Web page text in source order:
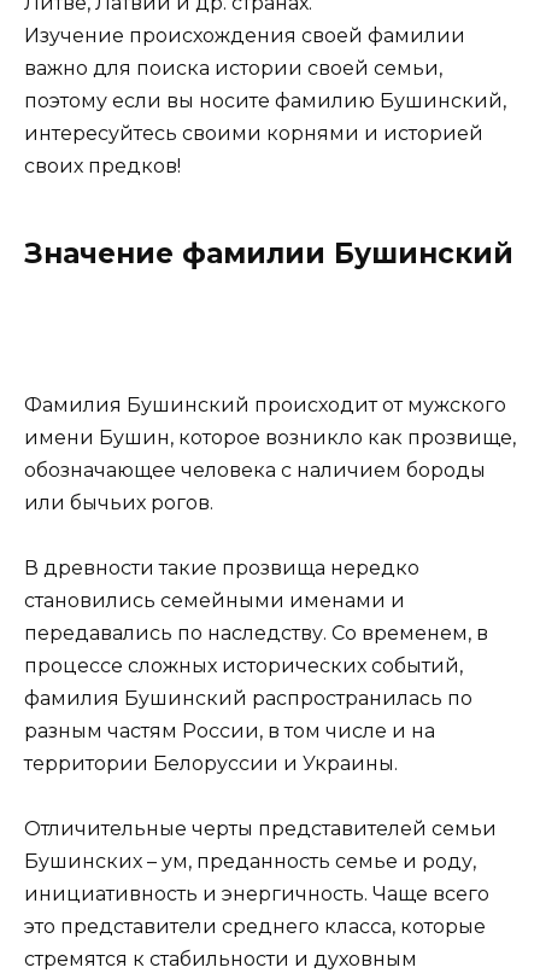
Изучение происхождения своей фамилии
важно для поиска истории своей семьи,
поэтому если вы носите фамилию Бушинский,
интересуйтесь своими корнями и историей
своих предков!
Значение фамилии Бушинский
Фамилия Бушинский происходит от мужского
имени Бушин, которое возникло как прозвище,
обозначающее человека с наличием бороды
или бычьих рогов.
В древности такие прозвища нередко
становились семейными именами и
передавались по наследству. Со временем, в
процессе сложных исторических событий,
фамилия Бушинский распространилась по
разным частям России, в том числе и на
территории Белоруссии и Украины.
Отличительные черты представителей семьи
Бушинских – ум, преданность семье и роду,
инициативность и энергичность. Чаще всего
это представители среднего класса, которые
стремятся к стабильности и духовным